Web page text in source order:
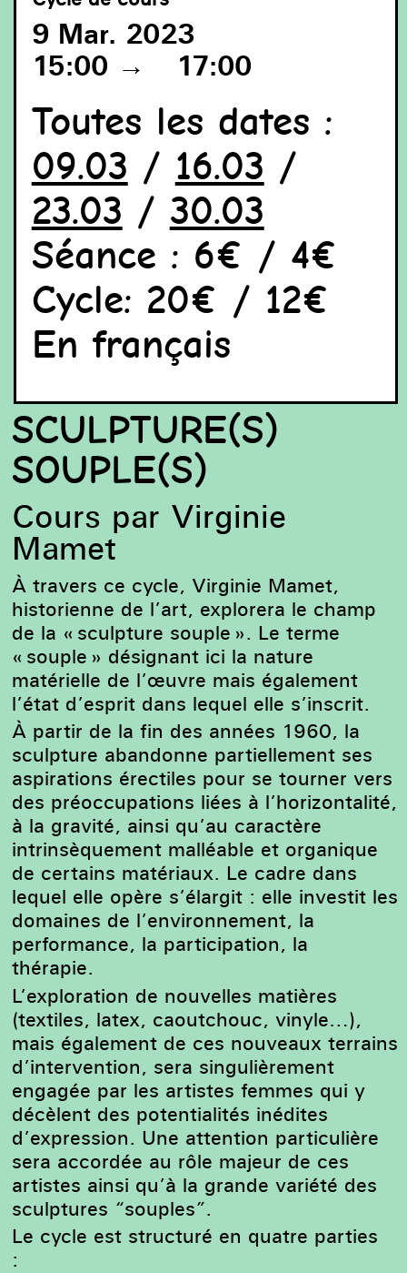
Heidi Bucher pelt de Latex af van kleine Glas Portal -
Heidi Bucher peeling off the Latex of small Glas Portal,
Photo credit : Frederic Meyer - Courtesy of the Estate of
Heidi Bucher and Mendes Wood DM, São Paulo, Brussels,
New York
9 Mar. 2023
15:00 → 17:00
Toutes les dates :
09.03 / 16.03 /
23.03 / 30.03
Séance : 6€ / 4€
Cycle: 20€ / 12€
En français
SCULPTURE(S)
SOUPLE(S)
Cours par Virginie
Mamet
À travers ce cycle, Virginie Mamet,
historienne de l’art, explorera le champ
de la « sculpture souple ». Le terme
« souple » désignant ici la nature
matérielle de l’œuvre mais également
l’état d’esprit dans lequel elle s’inscrit.
À partir de la fin des années 1960, la
sculpture abandonne partiellement ses
aspirations érectiles pour se tourner vers
des préoccupations liées à l’horizontalité,
à la gravité, ainsi qu’au caractère
intrinsèquement malléable et organique
de certains matériaux. Le cadre dans
lequel elle opère s’élargit : elle investit les
domaines de l’environnement, la
performance, la participation, la
thérapie.
L’exploration de nouvelles matières
(textiles, latex, caoutchouc, vinyle…),
mais également de ces nouveaux terrains
d’intervention, sera singulièrement
engagée par les artistes femmes qui y
décèlent des potentialités inédites
d’expression. Une attention particulière
sera accordée au rôle majeur de ces
artistes ainsi qu’à la grande variété des
sculptures “souples”.
Le cycle est structuré en quatre parties
: